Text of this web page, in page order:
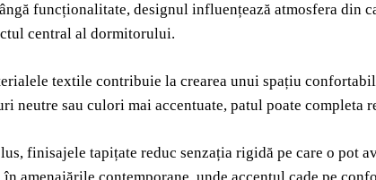
funcționalitate, designul influențează atmosfera din
central al dormitorului.
textile contribuie la crearea unui spațiu
neutre sau culori mai accentuate, patul poate
finisajele tapițate reduc senzația rigidă pe care o pot